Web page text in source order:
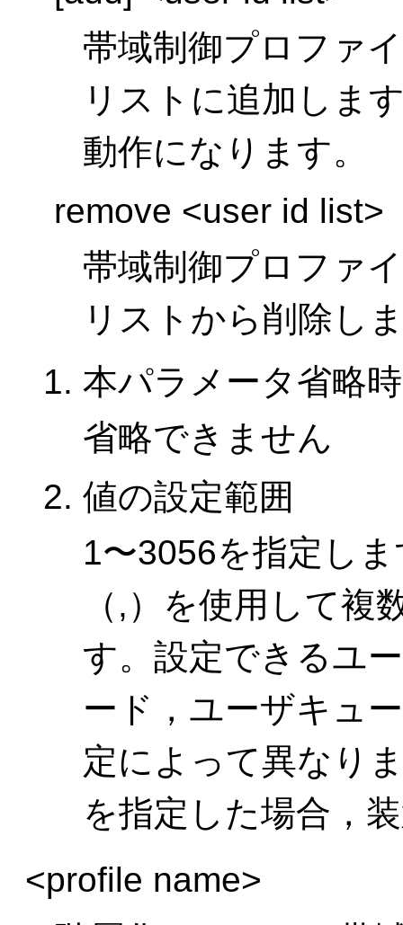
帯域制御プロファ
リストに追加しま
動作になります。
remove <user id list>
帯域制御プロファ
リストから削除し
本パラメータ省略
省略できません
値の設定範囲
1〜3056を指定し
（,）を使用して複
す。設定できるユ
ード，ユーザキュ
定によって異なり
を指定した場合，
<profile name>